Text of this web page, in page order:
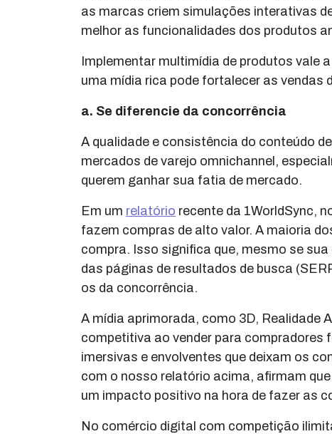
as marcas criem simulações interativas
melhor as funcionalidades dos produtos
Implementar multimídia de produtos vale
uma mídia rica pode fortalecer as vendas
a. Se diferencie da concorrência
A qualidade e consistência do conteúdo
mercados de varejo omnichannel,
querem ganhar sua fatia de mercado.
Em um relatório recente da 1WorldSync,
fazem compras de alto valor. A maioria
compra. Isso significa que, mesmo se
das páginas de resultados de busca
os da concorrência.
A mídia aprimorada, como 3D,
competitiva ao vender para compradores
imersivas e envolventes que deixam os
com o nosso relatório acima, afirmam
um impacto positivo na hora de fazer as
No comércio digital com competição